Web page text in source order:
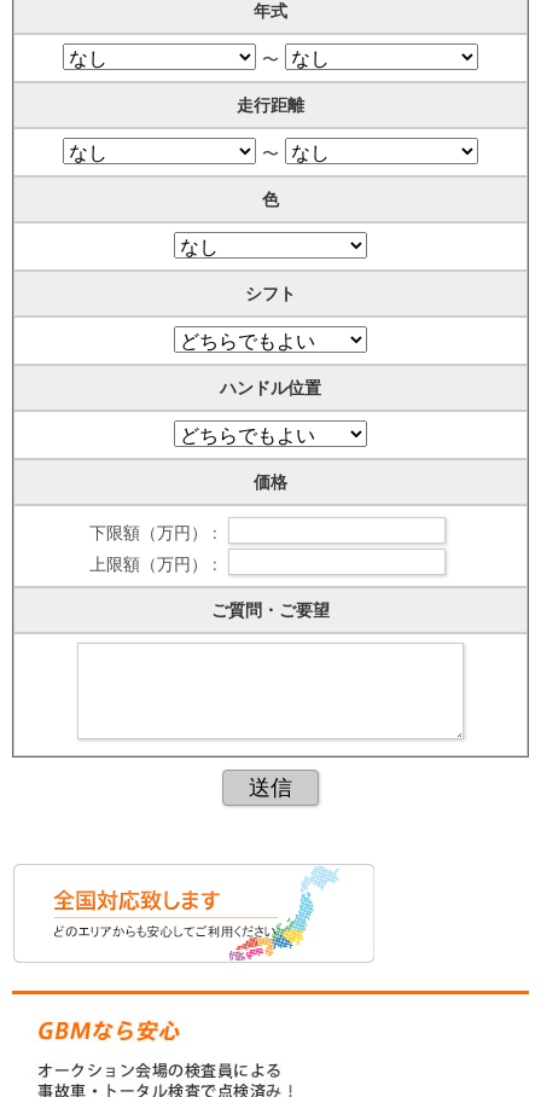
年式
〜
走行距離
〜
色
シフト
ハンドル位置
価格
下限額（万円） :
上限額（万円） :
ご質問・ご要望